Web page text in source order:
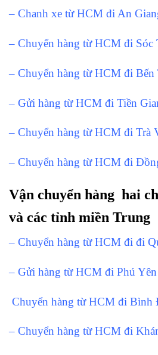
– Chanh xe từ HCM đi An
– Chuyển hàng từ HCM đi Sóc
– Chuyển hàng từ HCM đi Bến
– Gửi hàng từ HCM đi Tiền
– Chuyển hàng từ HCM đi Trà
– Chuyển hàng từ HCM đi
Vận chuyển hàng hai
và các tỉnh miền Trung
– Chuyển hàng từ HCM đi đi
– Gửi hàng từ HCM đi Phú Yên
Chuyển hàng từ HCM đi Bình
– Chuyển hàng từ HCM đi